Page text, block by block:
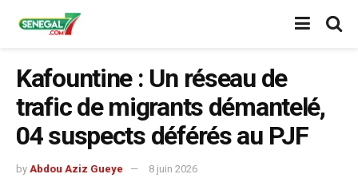
Kafountine : Un réseau de
trafic de migrants démantelé,
04 suspects déférés au PJF
by Abdou Aziz Gueye 8 juin 2026